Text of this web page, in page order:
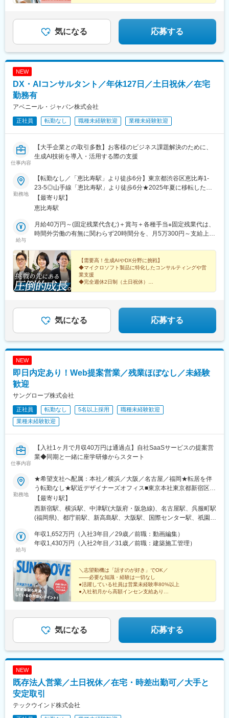
気になる 応募する
NEW
DX・AIコンサルタント／年休127日／土日祝休／在宅
勤務有
アベニール・ジャパン株式会社
正社員 転勤なし 職種未経験歓迎 業種未経験歓迎
仕事内容
【大手企業との取引多数】お客様のビジネス課題解決のために、
生成AI技術を導入・活用する際の支援
勤務地
【転勤なし／「恵比寿駅」より徒歩6分】東京都渋谷区恵比寿1-
23-5◎山手線「恵比寿駅」より徒歩6分★2025年夏に移転したば
かりの新オフィス移転したばかりの洗練されたオフィスで、気持
ちよく業務をスタートできます！※在宅勤務可能※受動喫煙対策：
【最寄り駅】
恵比寿駅
給与
月給40万円～(固定残業代含む)＋賞与＋各種手当※固定残業代は、
時間外労働の有無に関わらず20時間分を、月5万300円～支給上記
す
【需要高！生成AIやDX分野に挑戦】
◆マイクロソフト製品に特化したコンサルティングや営
業支援
◆完全週休2日制（土日祝休）
世の中に変化をもたらす、ビジネスパーソンへ。
気になる 応募する
NEW
即日内定あり！Web提案営業／残業ほぼなし／未経験
歓迎
サングローブ株式会社
正社員 転勤なし 5名以上採用
職種未経験歓迎
業種未経験歓迎
仕事内容
【入社1ヶ月で月収40万円は通過点】自社SaaSサービスの提案営
業◆同期と一緒に座学研修からスタート
勤務地
★希望支社へ配属：本社／横浜／大阪／名古屋／福岡★転居を伴
う転勤なし★駅近デザイナーズオフィス■東京本社東京都新宿区西
新宿6-24-1西新宿三井ビルディング4F／13F／16F／18F／20F■
横浜支社★2024年8月オープン神奈川県横浜市西区高島1-1-2横浜
三井ビルディング20F■大阪支社大阪府大阪市北区大淀中1-1-30梅
転愛知県名古屋市西区名駅2-27-8名古屋プライムセントラルタワ
ー4F■福岡支社★2024年11月増床移転福岡県福岡市博多区上呉服
囲
【最寄り駅】
西新宿駅、横浜駅、中津駅(大阪府・阪急線)、名古屋駅、呉服町駅
(福岡県)、都庁前駅、新高島駅、大阪駅、国際センター駅、祇園駅
駅、中洲川端駅
給与
年収1,652万円（入社3年目／29歳／前職：動画編集）
年収1,430万円（入社2年目／31歳／前職：建築施工管理）
＼志望動機は「話すのが好き」でOK／
――必要な知識・経験は一切なし
●活躍している社員は営業未経験率80%以上
●入社初月から高額インセン支給あり
気になる 応募する
NEW
既存法人営業／土日祝休／在宅・時差出勤可／大手と
安定取引
テックウインド株式会社